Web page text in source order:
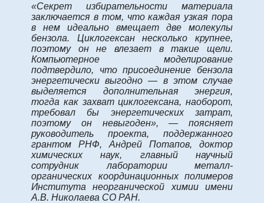
«Секрет избирательности материала
заключается в том, что каждая узкая пора
в нем идеально вмещает две молекулы
бензола. Циклогексан несколько крупнее,
поэтому он не влезает в такие щели.
Компьютерное моделирование
подтвердило, что присоединение бензола
энергетически выгодно — в этом случае
выделяется дополнительная энергия,
тогда как захват циклогексана, наоборот,
требовал бы энергетических затрат,
поэтому он невыгоден», — поясняет
руководитель проекта, поддержанного
грантом РНФ, Андрей Потапов, доктор
химических наук, главный научный
сотрудник лаборатории металл-
органических координационных полимеров
Института неорганической химии имени
А.В. Николаева СО РАН.